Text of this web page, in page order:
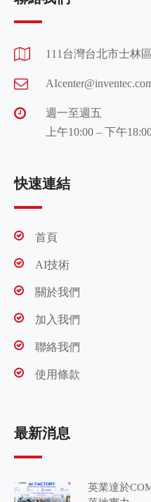
111台灣台北市士林
週一至週五
上午10:00 – 下午
快速連結
首頁
AI技術
關於我們
加入我們
聯絡我們
使用條款
最新消息
英業達於